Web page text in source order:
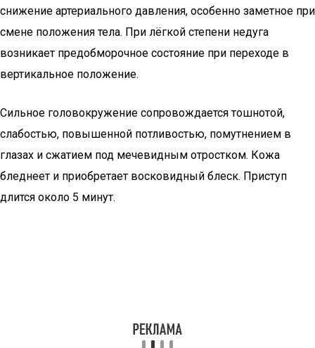
снижение артериального давления, особенно заметное при
смене положения тела. При лёгкой степени недуга
возникает предобморочное состояние при переходе в
вертикальное положение.
Сильное головокружение сопровождается тошнотой,
слабостью, повышенной потливостью, помутнением в
глазах и сжатием под мечевидным отростком. Кожа
бледнеет и приобретает восковидный блеск. Приступ
длится около 5 минут.